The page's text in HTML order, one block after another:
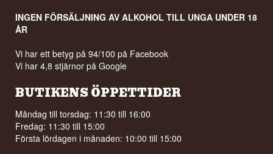
INGEN FÖRSÄLJNING AV ALKOHOL TILL UNGA UNDER 18
ÅR
Vi har ett betyg på 94/100 på Facebook
Vi har 4,8 stjärnor på Google
BUTIKENS ÖPPETTIDER
Måndag till torsdag: 11:30 till 16:00
Fredag: 11:30 till 15:00
Första lördagen i månaden: 10:00 till 15:00